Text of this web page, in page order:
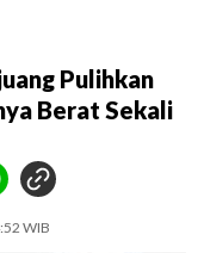
Pulihkan
Berat Sekali
WIB